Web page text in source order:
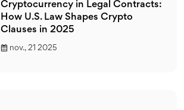
Cryptocurrency in Legal Contracts:
How U.S. Law Shapes Crypto
Clauses in 2025
nov., 21 2025